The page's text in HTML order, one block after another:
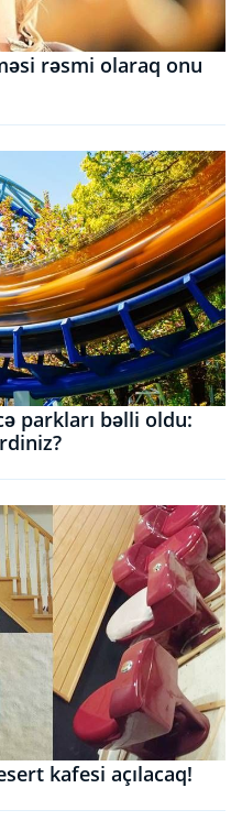
rəsmi olaraq onu
parkları bəlli oldu:
kafesi açılacaq!